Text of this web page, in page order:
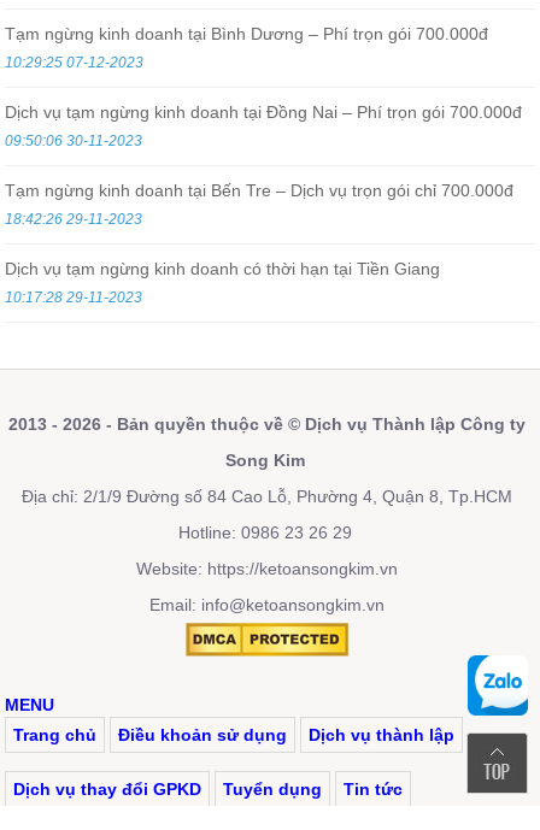
Tạm ngừng kinh doanh tại Bình Dương – Phí trọn gói 700.000đ
10:29:25 07-12-2023
Dịch vụ tạm ngừng kinh doanh tại Đồng Nai – Phí trọn gói 700.000đ
09:50:06 30-11-2023
Tạm ngừng kinh doanh tại Bến Tre – Dịch vụ trọn gói chỉ 700.000đ
18:42:26 29-11-2023
Dịch vụ tạm ngừng kinh doanh có thời hạn tại Tiền Giang
10:17:28 29-11-2023
2013 - 2026 - Bản quyền thuộc về © Dịch vụ Thành lập Công ty
Song Kim
Địa chỉ: 2/1/9 Đường số 84 Cao Lỗ, Phường 4, Quận 8, Tp.HCM
Hotline: 0986 23 26 29
Website: https://ketoansongkim.vn
Email: info@ketoansongkim.vn
MENU
Trang chủ
Điều khoản sử dụng Dịch vụ thành lập
Dịch vụ thay đổi GPKD Tuyển dụng Tin tức